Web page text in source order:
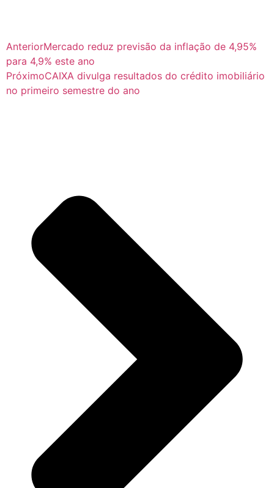
AnteriorMercado reduz previsão da inflação de 4,95%
para 4,9% este ano
PróximoCAIXA divulga resultados do crédito imobiliário
no primeiro semestre do ano